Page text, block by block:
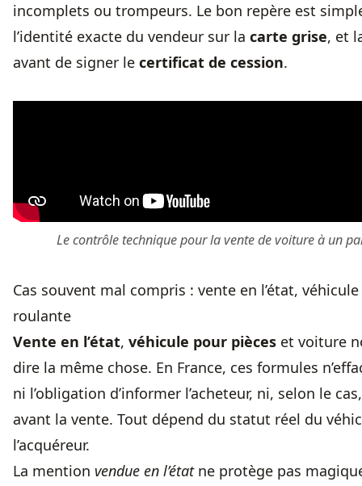
incomplets ou trompeurs. Le bon repère est
l’identité exacte du vendeur sur la carte grise, et
avant de signer le certificat de cession.
Lecontrôle technique pour la ventede voiture à un
Cas souvent mal compris : vente en l’état,
roulante
Vente en l’état, véhicule pour pièces et voiture
dire la même chose. En France, ces formules
ni l’obligation d’informer l’acheteur, ni, selon le
avant la vente. Tout dépend du statut réel du
l’acquéreur.
La mention vendue en l’étatne protège pas